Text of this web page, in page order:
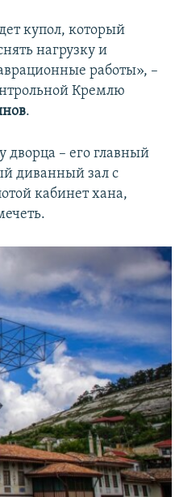
купол, который
нагрузку и
работы», –
Кремлю
.
– его главный
диванный зал с
кабинет хана,